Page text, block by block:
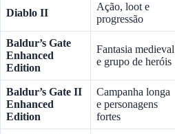
Diablo II
Ação, loot e
progressão
Baldur’s Gate
Enhanced
Edition
Fantasia medieval
e grupo de heróis
Baldur’s Gate II
Enhanced
Edition
Campanha longa
e personagens
fortes